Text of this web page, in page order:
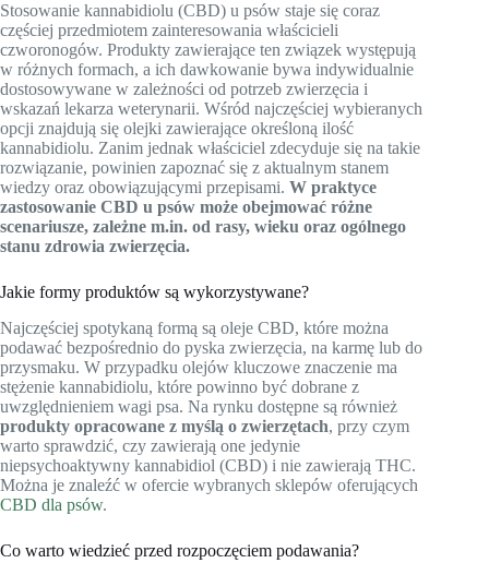
Stosowanie kannabidiolu (CBD) u psów staje się coraz
częściej przedmiotem zainteresowania właścicieli
czworonogów. Produkty zawierające ten związek występują
w różnych formach, a ich dawkowanie bywa indywidualnie
dostosowywane w zależności od potrzeb zwierzęcia i
wskazań lekarza weterynarii. Wśród najczęściej wybieranych
opcji znajdują się olejki zawierające określoną ilość
kannabidiolu. Zanim jednak właściciel zdecyduje się na takie
rozwiązanie, powinien zapoznać się z aktualnym stanem
wiedzy oraz obowiązującymi przepisami. W praktyce
zastosowanie CBD u psów może obejmować różne
scenariusze, zależne m.in. od rasy, wieku oraz ogólnego
stanu zdrowia zwierzęcia.
Jakie formy produktów są wykorzystywane?
Najczęściej spotykaną formą są oleje CBD, które można
podawać bezpośrednio do pyska zwierzęcia, na karmę lub do
przysmaku. W przypadku olejów kluczowe znaczenie ma
stężenie kannabidiolu, które powinno być dobrane z
uwzględnieniem wagi psa. Na rynku dostępne są również
produkty opracowane z myślą o zwierzętach, przy czym
warto sprawdzić, czy zawierają one jedynie
niepsychoaktywny kannabidiol (CBD) i nie zawierają THC.
Można je znaleźć w ofercie wybranych sklepów oferujących
CBD dla psów.
Co warto wiedzieć przed rozpoczęciem podawania?